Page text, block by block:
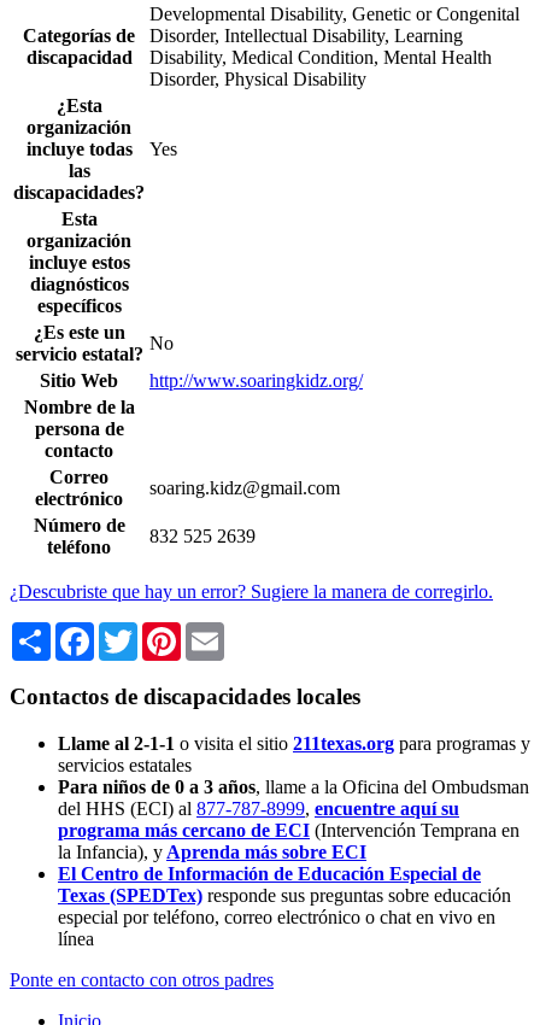
Categorías de
discapacidad
Developmental Disability, Genetic or Congenital
Disorder, Intellectual Disability, Learning
Disability, Medical Condition, Mental Health
Disorder, Physical Disability
¿Esta
organización
incluye todas
las
discapacidades?
Yes
Esta
organización
incluye estos
diagnósticos
específicos
¿Es este un
servicio estatal?
No
Sitio Web
http://www.soaringkidz.org/
Nombre de la
persona de
contacto
Correo
electrónico
soaring.kidz@gmail.com
Número de
teléfono
832 525 2639
¿Descubriste que hay un error? Sugiere la manera de corregirlo.
Share Facebook
TwitterPinterest
Contactos de discapacidades locales
Llame al 2-1-1 o visita el sitio 211texas.org para programas y
servicios estatales
Para niños de 0 a 3 años, llame a la Oficina del Ombudsman
del HHS (ECI) al 877-787-8999, encuentre aquí su
programa más cercano de ECI (Intervención Temprana en
la Infancia), y Aprenda más sobre ECI
El Centro de Información de Educación Especial de
Texas (SPEDTex) responde sus preguntas sobre educación
especial por teléfono, correo electrónico o chat en vivo en
línea
Ponte en contacto con otros padres
Inicio